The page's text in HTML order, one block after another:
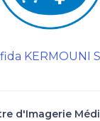
KERMOUNI
d'Imagerie